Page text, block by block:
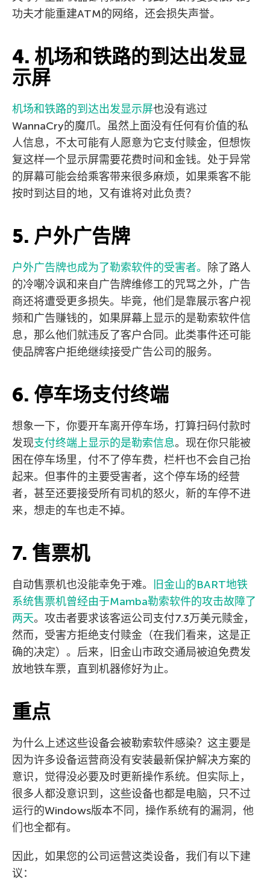
功夫才能重建ATM的网络，还会损失声誉。
4. 机场和铁路的到达出发显
示屏
机场和铁路的到达出发显示屏也没有逃过
WannaCry的魔爪。虽然上面没有任何有价值的私
人信息，不太可能有人愿意为它支付赎金，但想恢
复这样一个显示屏需要花费时间和金钱。处于异常
的屏幕可能会给乘客带来很多麻烦，如果乘客不能
按时到达目的地，又有谁将对此负责？
5. 户外广告牌
户外广告牌也成为了勒索软件的受害者。
除了路人
的冷嘲冷讽和来自广告牌维修工的咒骂之外，广告
商还将遭受更多损失。毕竟，他们是靠展示客户视
频和广告赚钱的，如果屏幕上显示的是勒索软件信
息，那么他们就违反了客户合同。此类事件还可能
使品牌客户拒绝继续接受广告公司的服务。
6. 停车场支付终端
想象一下，你要开车离开停车场，打算扫码付款时
发现支付终端上显示的是勒索信息。现在你只能被
困在停车场里，付不了停车费，栏杆也不会自己抬
起来。但事件的主要受害者，这个停车场的经营
者，甚至还要接受所有司机的怒火，新的车停不进
来，想走的车也走不掉。
7. 售票机
自动售票机也没能幸免于难。
旧金山的BART地铁
系统售票机曾经由于Mamba勒索软件的攻击故障了
两天。攻击者要求该客运公司支付7.3万美元赎金，
然而，受害方拒绝支付赎金（在我们看来，这是正
确的决定）。后来，旧金山市政交通局被迫免费发
放地铁车票，直到机器修好为止。
重点
为什么上述这些设备会被勒索软件感染？这主要是
因为许多设备运营商没有安装最新保护解决方案的
意识，觉得没必要及时更新操作系统。但实际上，
很多人都没意识到，这些设备也都是电脑，只不过
运行的Windows版本不同，操作系统有的漏洞，他
们也全都有。
因此，如果您的公司运营这类设备，我们有以下建
议：